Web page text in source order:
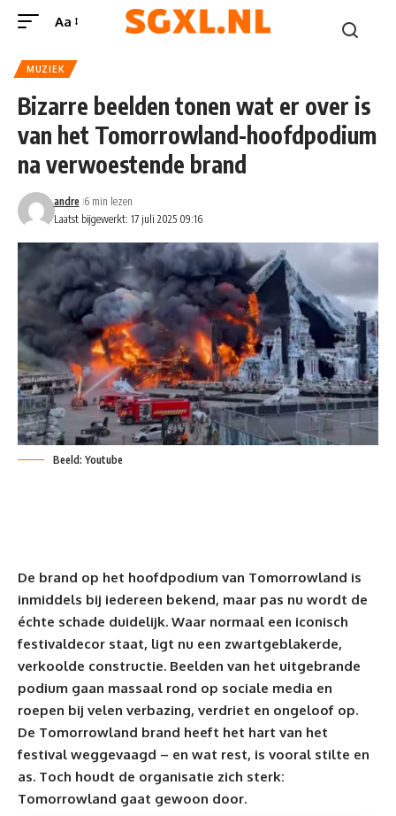
Aa
MUZIEK
Bizarre beelden tonen wat er over is
van het Tomorrowland-hoofdpodium
na verwoestende brand
Laatst bijgewerkt: 17 juli 2025 09:16
andre 6 min lezen
Beeld: Youtube
De brand op het hoofdpodium van Tomorrowland is
inmiddels bij iedereen bekend, maar pas nu wordt de
échte schade duidelijk. Waar normaal een iconisch
festivaldecor staat, ligt nu een zwartgeblakerde,
verkoolde constructie. Beelden van het uitgebrande
podium gaan massaal rond op sociale media en
roepen bij velen verbazing, verdriet en ongeloof op.
De Tomorrowland brand heeft het hart van het
festival weggevaagd – en wat rest, is vooral stilte en
as. Toch houdt de organisatie zich sterk:
Tomorrowland gaat gewoon door.